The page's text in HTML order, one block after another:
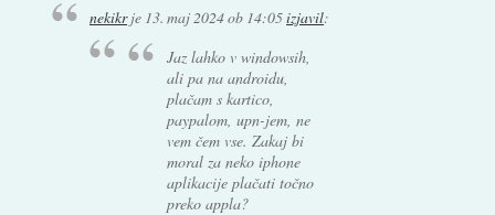
nekikrje 13. maj 2024 ob 14:05izjavil:
Jaz lahko v windowsih,
ali pa na androidu,
plačam s kartico,
paypalom, upn-jem, ne
vem čem vse. Zakaj bi
moral za neko iphone
aplikacije plačati točno
preko appla?